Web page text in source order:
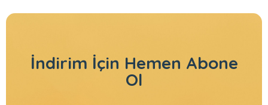
İndirim İçin Hemen Abone
Ol